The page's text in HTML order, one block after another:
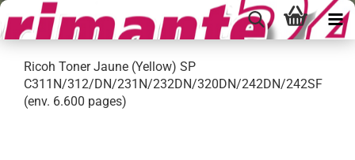
Ricoh Toner Jaune (Yellow) SP
C311N/312/DN/231N/232DN/320DN/242DN/242SF
(env. 6.600 pages)